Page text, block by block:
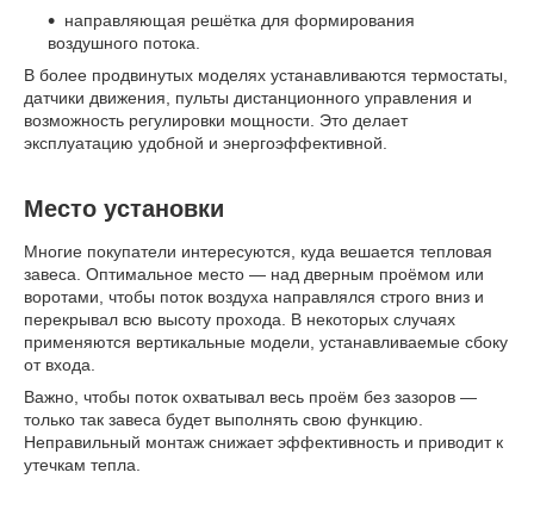
направляющая решётка для формирования
воздушного потока.
В более продвинутых моделях устанавливаются термостаты,
датчики движения, пульты дистанционного управления и
возможность регулировки мощности. Это делает
эксплуатацию удобной и энергоэффективной.
Место установки
Многие покупатели интересуются, куда вешается тепловая
завеса. Оптимальное место — над дверным проёмом или
воротами, чтобы поток воздуха направлялся строго вниз и
перекрывал всю высоту прохода. В некоторых случаях
применяются вертикальные модели, устанавливаемые сбоку
от входа.
Важно, чтобы поток охватывал весь проём без зазоров —
только так завеса будет выполнять свою функцию.
Неправильный монтаж снижает эффективность и приводит к
утечкам тепла.